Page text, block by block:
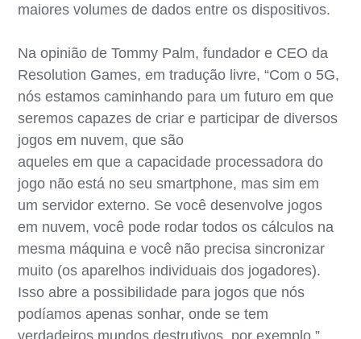
maiores volumes de dados entre os dispositivos.
Na opinião de Tommy Palm, fundador e CEO da
Resolution Games, em tradução livre, “Com o 5G,
nós estamos caminhando para um futuro em que
seremos capazes de criar e participar de diversos
jogos em nuvem, que são
aqueles em que a capacidade processadora do
jogo não está no seu smartphone, mas sim em
um servidor externo. Se você desenvolve jogos
em nuvem, você pode rodar todos os cálculos na
mesma máquina e você não precisa sincronizar
muito (os aparelhos individuais dos jogadores).
Isso abre a possibilidade para jogos que nós
podíamos apenas sonhar, onde se tem
verdadeiros mundos destrutivos, por exemplo.”